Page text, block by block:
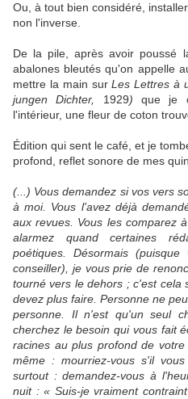
Ou, à tout bien considéré,
non l'inverse.
De la pile, après avoir poussé
abalones bleutés qu'on appelle
mettre la main surLes Lettres à
jungen Dichter,
1929) que je
l'intérieur, une fleur de coton
Édition qui sent le café, et je
profond, reflet sonore de mes
(...) Vous demandez si vos vers
à moi. Vous l'avez déjà
aux revues. Vous les comparez
alarmez quand certaines
poétiques. Désormais
conseiller), je vous prie de
tourné vers le dehors ; c'est cela
devez plus faire. Personne ne
personne. Il n'est qu'un seul
cherchez le besoin qui vous fait
racines au plus profond de
même : mourriez-vous s'il
surtout : demandez-vous à
nuit : « Suis-je vraiment